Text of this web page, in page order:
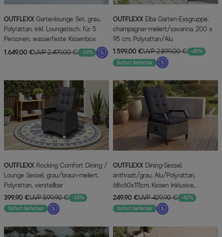
OUTFLEXX
Polyrattan, inkl. Loungetisch, für 5
Personen, wasserfeste Kissenbox
1.649,00 €UVP 2.499,00 € -34%
OUTFLEXX
champagner-meliert/savanna, 200 x
95 cm, Polyrattan/Alu
1.599,00 €UVP 2.899,00 € -45%
Sofort lieferbar
OUTFLEXX
Lounge Sessel, grau/braun-meliert,
Polyrattan, verstellbar
399,90 €UVP 599,90 € -33%
Sofort lieferbar
OUTFLEXX
anthrazit/grau, Alu/Polyrattan,
68x60x111cm, Kissen Inklusive,
Witterungsbeständig
249,90 €UVP 429,90 € -42%
Sofort lieferbar